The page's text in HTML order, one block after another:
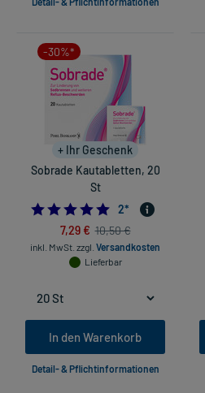
-30%*
+ Ihr Geschenk
Sobrade Kautabletten, 20
St
5.0
2*
7,29 € 10,50 €
inkl. MwSt. zzgl. Versandkosten
Lieferbar
In den Warenkorb
Detail- & Pflichtinformationen